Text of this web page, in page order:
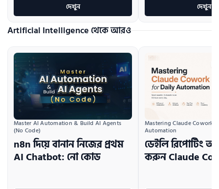
দেখুন দেখুন
Artificial Intelligence থেকে আরও
Master AI Automation & Build AI Agents
(No Code)
n8n দিয়ে বানান নিজের প্রথম
AI Chatbot: নো কোড
Mastering Claude Cowork
Automation
ডেইলি রিপোর্টিং
করুন Claude